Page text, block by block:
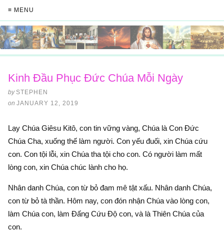
≡ MENU
Kinh Đầu Phục Đức Chúa Mỗi Ngày
by STEPHEN
on JANUARY 12, 2019
Lạy Chúa Giêsu Kitô, con tin vững vàng, Chúa là Con Đức
Chúa Cha, xuống thế làm người. Con yếu đuối, xin Chúa cứu
con. Con tội lỗi, xin Chúa tha tội cho con. Có người làm mất
lòng con, xin Chúa chúc lành cho họ.
Nhân danh Chúa, con từ bỏ đam mê tật xấu. Nhân danh Chúa,
con từ bỏ tà thần. Hôm nay, con đón nhận Chúa vào lòng con,
làm Chúa con, làm Đấng Cứu Độ con, và là Thiên Chúa của
con.